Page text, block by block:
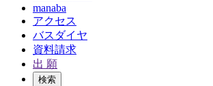
manaba
アクセス
バスダイヤ
資料請求
出 願
検索